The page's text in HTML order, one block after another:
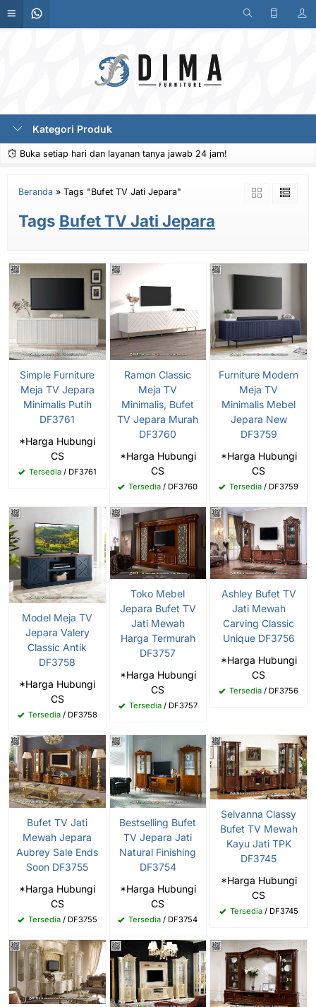
Kategori Produk
Buka setiap hari dan layanan tanya jawab 24 jam!
Beranda » Tags "Bufet TV Jati Jepara"
Tags Bufet TV Jati Jepara
Simple Furniture
Meja TV Jepara
Minimalis Putih
DF3761
*Harga Hubungi
CS
Tersedia/ DF3761
Ramon Classic
Meja TV
Minimalis, Bufet
TV Jepara Murah
DF3760
*Harga Hubungi
CS
Tersedia / DF3760
Furniture Modern
Meja TV
Minimalis Mebel
Jepara New
DF3759
*Harga Hubungi
CS
Tersedia / DF3759
Model Meja TV
Jepara Valery
Classic Antik
DF3758
*Harga Hubungi
CS
Tersedia/ DF3758
Toko Mebel
Jepara Bufet TV
Jati Mewah
Harga Termurah
DF3757
*Harga Hubungi
CS
Tersedia/ DF3757
Ashley Bufet TV
Jati Mewah
Carving Classic
Unique DF3756
*Harga Hubungi
CS
Tersedia / DF3756
Bufet TV Jati
Mewah Jepara
Aubrey Sale Ends
Soon DF3755
*Harga Hubungi
CS
Tersedia/ DF3755
Bestselling Bufet
TV Jepara Jati
Natural Finishing
DF3754
*Harga Hubungi
CS
Tersedia / DF3754
Selvanna Classy
Bufet TV Mewah
Kayu Jati TPK
DF3745
*Harga Hubungi
CS
Tersedia/ DF3745